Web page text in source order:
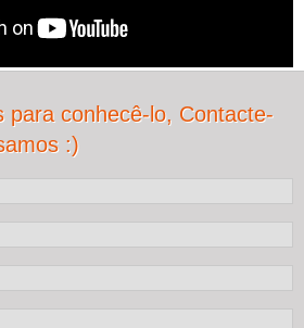
para conhecê-lo, Contacte-
:)